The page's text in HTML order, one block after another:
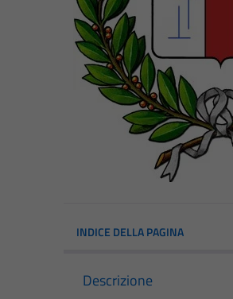
INDICE DELLA PAGINA
Descrizione